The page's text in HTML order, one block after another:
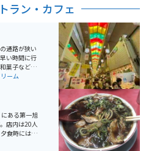
ラン・カフェ
通路が狭い
い時間に行
菓子などが
1本漬けな
ーム
ある第一旭
店内は20人
食時には行
ラーメンは